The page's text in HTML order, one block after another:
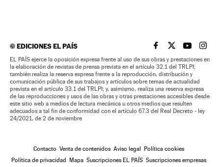
©EDICIONES EL PAÍS EL PAÍS BRASIL EN
EL PAÍSEL PAÍS
EL
EL PAÍS ejerce la oposición expresa frente al uso de sus obras y prestaciones en
la elaboración de revistas de prensa prevista en el artículo 32.1 del TRLPI;
también realiza la reserva expresa frente a la reproducción, distribución y
comunicación pública de sus trabajos y artículos sobre temas de actualidad
prevista en el artículo 33.1 del TRLPI; y, asimismo, realiza una reserva expresa
de las reproducciones y usos de las obras y otras prestaciones accesibles desde
este sitio web a medios de lectura mecánica u otros medios que resulten
adecuados a tal fin de conformidad con el artículo 67.3 del Real Decreto - ley
24/2021, de 2 de noviembre
Contacto Venta de contenidos Aviso legal
Política cookies
Política de privacidad
Mapa Suscripciones EL PAÍS Suscripciones empresas